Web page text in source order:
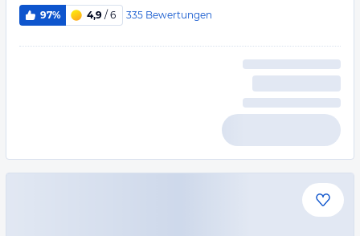
97% 4,9 / 6 335 Bewertungen